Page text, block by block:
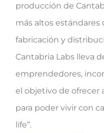
producción de
más altos estándares
fabricación y
Cantabria Labs lleva
emprendedores,
el objetivo de ofrecer
para poder vivir con
life”.